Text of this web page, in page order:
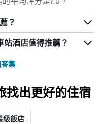
？
酒店值得推薦？
集
找出更好的住宿
級飯店